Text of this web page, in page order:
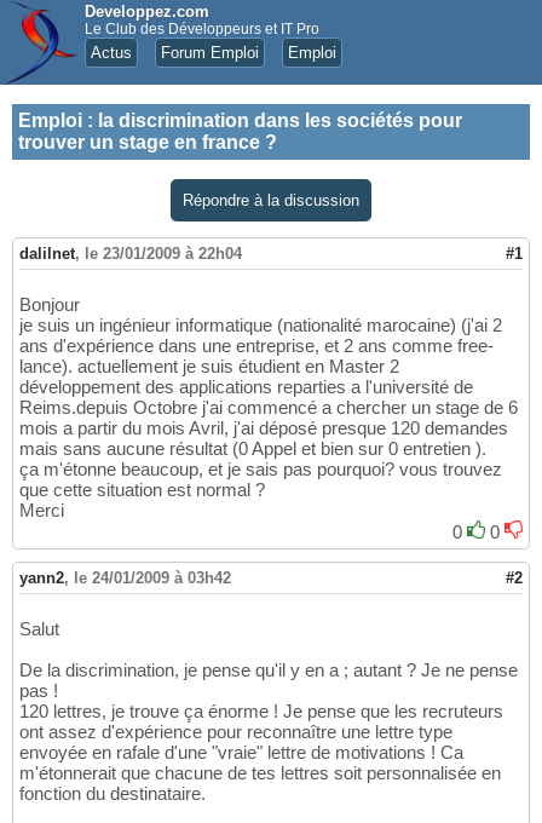
Developpez.com
Le Club des Développeurs et IT Pro
Actus Forum Emploi Emploi
Emploi : la discrimination dans les sociétés pour
trouver un stage en france ?
Répondre à la discussion
dalilnet, le 23/01/2009 à 22h04 #1
Bonjour
je suis un ingénieur informatique (nationalité marocaine) (j'ai 2
ans d'expérience dans une entreprise, et 2 ans comme free-
lance). actuellement je suis étudient en Master 2
développement des applications reparties a l'université de
Reims.depuis Octobre j'ai commencé a chercher un stage de 6
mois a partir du mois Avril, j'ai déposé presque 120 demandes
mais sans aucune résultat (0 Appel et bien sur 0 entretien ).
ça m'étonne beaucoup, et je sais pas pourquoi? vous trouvez
que cette situation est normal ?
Merci
0
0
yann2, le 24/01/2009 à 03h42 #2
Salut
De la discrimination, je pense qu'il y en a ; autant ? Je ne pense
pas !
120 lettres, je trouve ça énorme ! Je pense que les recruteurs
ont assez d'expérience pour reconnaître une lettre type
envoyée en rafale d'une "vraie" lettre de motivations ! Ca
m'étonnerait que chacune de tes lettres soit personnalisée en
fonction du destinataire.